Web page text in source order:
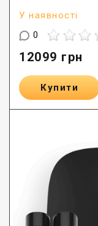
У наявності
0
12099 грн
Купити